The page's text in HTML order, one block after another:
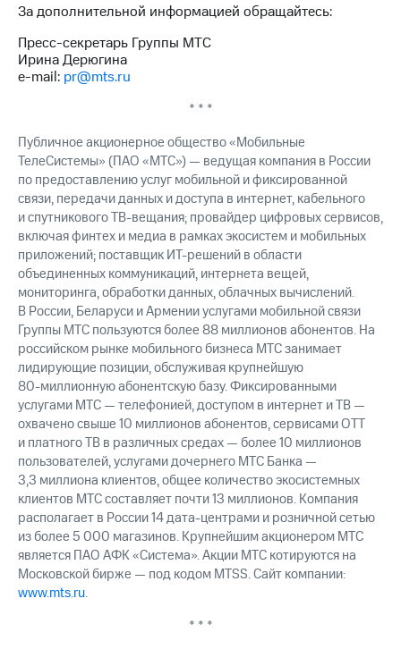
Личный
кабинет
акционера
Акционерный
капитал
аудит
Рынок
акций
Описание
Программа
приобретения
Порядок
выкупа
акций
Дивиденды
Рынок
облигаций
Описание
Еврооблигации-2023
Уведомление
о
погашении
именных
облигаций
Другое
Регистратор
Реквизиты
Контакты
развитие
этика
За дополнительной информацией обращайтесь:
Пресс-секретарь Группы МТС
Ирина Дерюгина
e-mail: pr@mts.ru
* * *
Публичное акционерное общество «Мобильные
ТелеСистемы» (ПАО «МТС») — ведущая компания в России
по предоставлению услуг мобильной и фиксированной
связи, передачи данных и доступа в интернет, кабельного
и спутниковогоТВ-вещания;провайдер цифровых сервисов,
включая финтех и медиа в рамках экосистем и мобильных
приложений; поставщикИТ-решенийв области
объединенных коммуникаций, интернета вещей,
мониторинга, обработки данных, облачных вычислений.
В России, Беларуси и Армении услугами мобильной связи
Группы МТС пользуются более 88 миллионов абонентов. На
российском рынке мобильного бизнеса МТС занимает
лидирующие позиции, обслуживая крупнейшую
80-миллионнуюабонентскую базу. Фиксированными
услугами МТС — телефонией, доступом в интернет и ТВ —
охвачено свыше 10 миллионов абонентов, сервисами OTT
и платного ТВ в различных средах — более 10 миллионов
пользователей, услугами дочернего МТС Банка —
3,3 миллиона клиентов, общее количество экосистемных
клиентов МТС составляет почти 13 миллионов. Компания
располагает в России 14 дата-центрами и розничной сетью
из более 5 000 магазинов. Крупнейшим акционером МТС
является ПАО АФК «Система». Акции МТС котируются на
Московской бирже — под кодом MTSS. Сайт компании:
www.mts.ru.
* * *